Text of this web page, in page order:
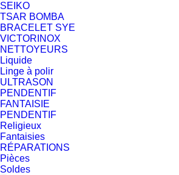
SEIKO
TSAR BOMBA
BRACELET SYE
VICTORINOX
NETTOYEURS
Liquide
Linge à polir
ULTRASON
PENDENTIF
FANTAISIE
PENDENTIF
Religieux
Fantaisies
RÉPARATIONS
Pièces
Soldes